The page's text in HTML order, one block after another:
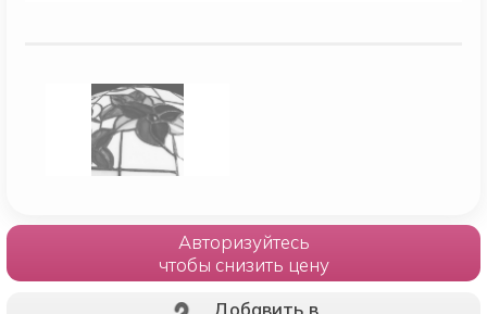
Авторизуйтесь
чтобы снизить цену
Добавить в